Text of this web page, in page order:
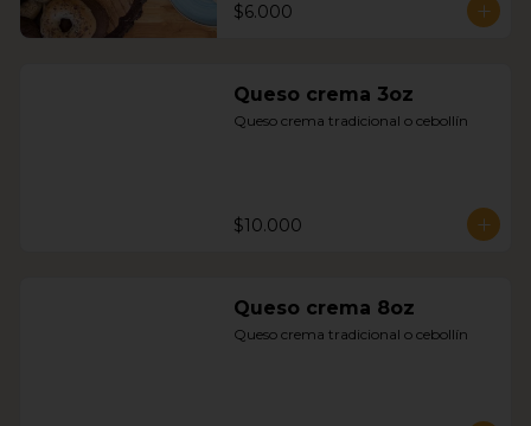
$6.000
Queso crema 3oz
Queso crema tradicional o cebollín
$10.000
Queso crema 8oz
Queso crema tradicional o cebollín